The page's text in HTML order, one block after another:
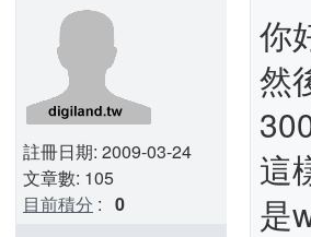
註冊日期: 2009-03-24
文章數: 105
目前積分 : 0
你
然
這
是